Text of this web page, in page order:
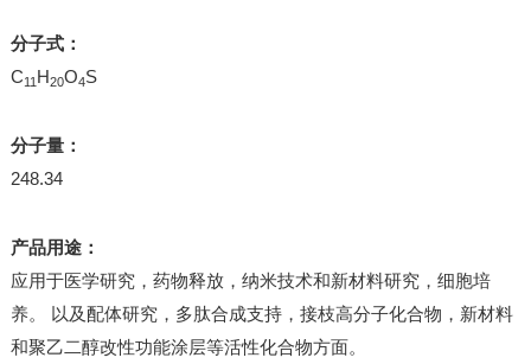
分子式：
C11 H20O4S
分子量：
248.34
产品用途：
应用于医学研究，药物释放，纳米技术和新材料研究，细胞培
养。 以及配体研究，多肽合成支持，接枝高分子化合物，新材料
和聚乙二醇改性功能涂层等活性化合物方面。